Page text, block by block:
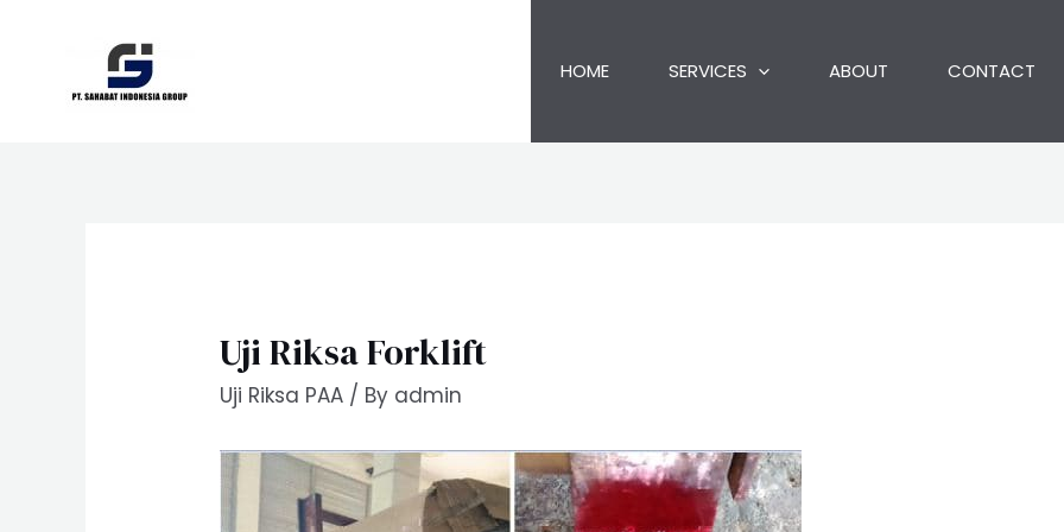
HOME SERVICES ABOUT CONTACT
Uji Riksa Forklift
Uji Riksa PAA / By admin